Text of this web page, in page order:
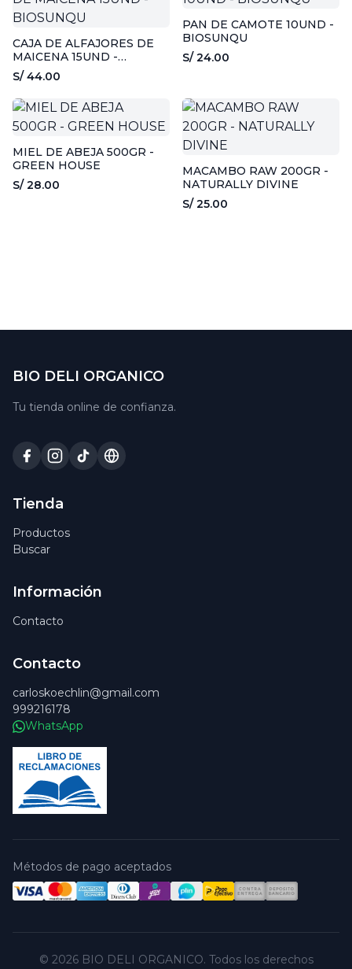
CAJA DE ALFAJORES DE
MAICENA 15UND -
BIOSUNQU
S/ 44.00
PAN DE CAMOTE 10UND -
BIOSUNQU
S/ 24.00
MIEL DE ABEJA 500GR -
GREEN HOUSE
S/ 28.00
MACAMBO RAW 200GR -
NATURALLY DIVINE
S/ 25.00
BIO DELI ORGANICO
Tu tienda online de confianza.
Tienda
Productos
Buscar
Información
Contacto
Contacto
carloskoechlin@gmail.com
999216178
WhatsApp
Métodos de pago aceptados
© 2026 BIO DELI ORGANICO. Todos los derechos